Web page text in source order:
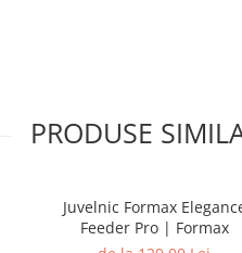
PRODUSE
Juvelnic Formax
Feeder Pro | Formax